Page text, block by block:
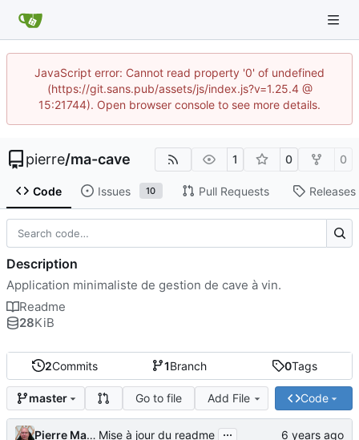
JavaScript error: Cannot read property '0' of undefined
(https://git.sans.pub/assets/js/index.js?v=1.25.4 @
15:21744). Open browser console to see more details.
pierre/ma-cave 1 0 0
Code Issues 10 Pull Requests Releases
2Commits 1Branch 0Tags
master Go to file Add File Code
Pierre Martin Mise à jour du readme ...
Description
Application minimaliste de gestion de cave à vin.
Readme
28KiB